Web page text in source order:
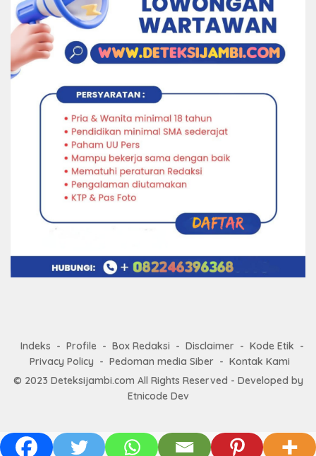
Indeks Profile Box Redaksi Disclaimer
Kode Etik
Privacy Policy
Pedoman media Siber
Kontak Kami
© 2023 Deteksijambi.com All Rights Reserved - Developed by
Etnicode Dev